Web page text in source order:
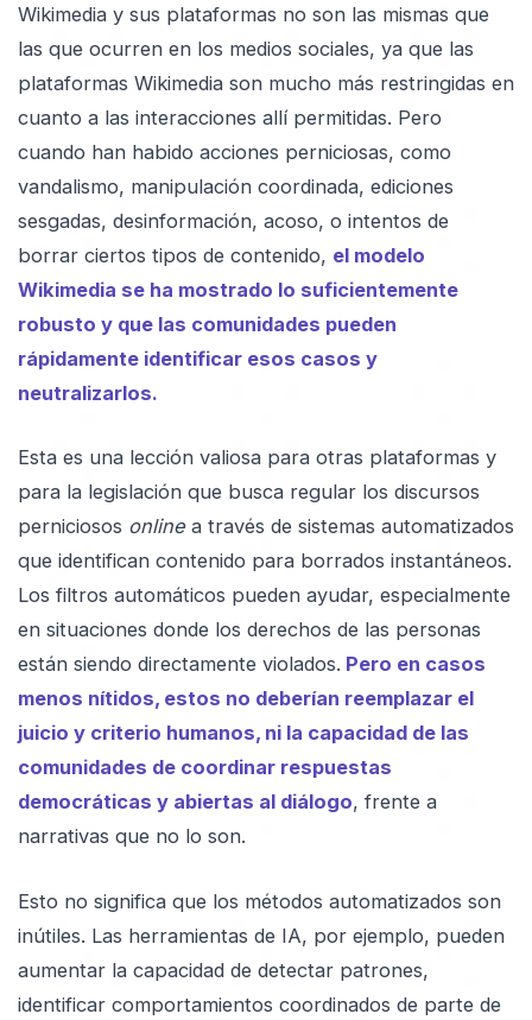
Wikimedia y sus plataformas no son las mismas que
las que ocurren en los medios sociales, ya que las
plataformas Wikimedia son mucho más restringidas en
cuanto a las interacciones allí permitidas. Pero
cuando han habido acciones perniciosas, como
vandalismo, manipulación coordinada, ediciones
sesgadas, desinformación, acoso, o intentos de
borrar ciertos tipos de contenido, el modelo
Wikimedia se ha mostrado lo suficientemente
robusto y que las comunidades pueden
rápidamente identificar esos casos y
neutralizarlos.
Esta es una lección valiosa para otras plataformas y
para la legislación que busca regular los discursos
perniciosos onlinea través de sistemas automatizados
que identifican contenido para borrados instantáneos.
Los filtros automáticos pueden ayudar, especialmente
en situaciones donde los derechos de las personas
están siendo directamente violados. Pero en casos
menos nítidos, estos no deberían reemplazar el
juicio y criterio humanos, ni la capacidad de las
comunidades de coordinar respuestas
democráticas y abiertas al diálogo, frente a
narrativas que no lo son.
Esto no significa que los métodos automatizados son
inútiles. Las herramientas de IA, por ejemplo, pueden
aumentar la capacidad de detectar patrones,
identificar comportamientos coordinados de parte de